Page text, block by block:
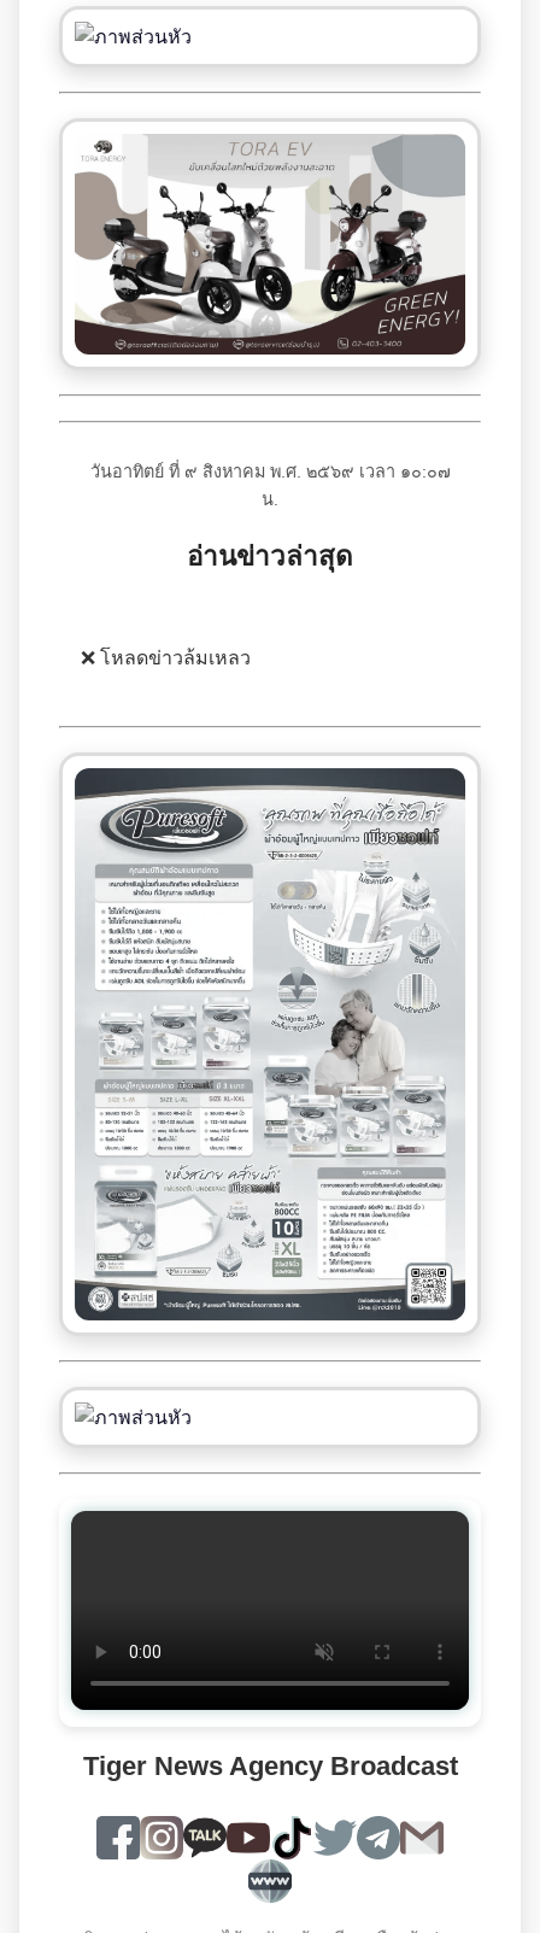
วันอาทิตย์ ที่ ๙ สิงหาคม พ.ศ. ๒๕๖๙ เวลา ๑๐:๐๗
น.
อ่านข่าวล่าสุด
❌ โหลดข่าวล้มเหลว
Tiger News Agency Broadcast